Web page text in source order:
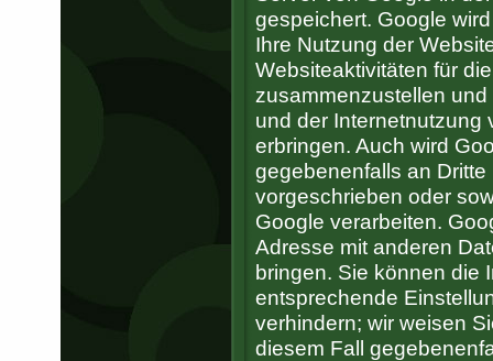
gespeichert. Google
Ihre Nutzung der
Websiteaktivitäten für
zusammenzustellen
und der Internetnutzung
erbringen. Auch wird
gegebenenfalls an
vorgeschrieben oder
Google verarbeiten.
Adresse mit anderen
bringen. Sie können die
entsprechende
verhindern; wir weisen
diesem Fall